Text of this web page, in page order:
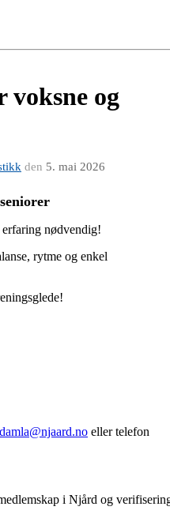
og
den 5. mai 2026
nødvendig!
rytme og enkel
damla@njaard.no eller telefon
i Njård og